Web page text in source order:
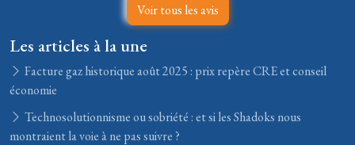
Voir tous les avis
Les articles à la une
Facture gaz historique août 2025 : prix repère CRE et conseil
économie
Technosolutionnisme ou sobriété : et si les Shadoks nous
montraient la voie à ne pas suivre ?